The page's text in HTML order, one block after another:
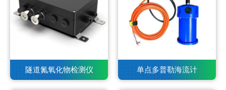
隧道氮氧化物检测仪 单点多普勒海流计